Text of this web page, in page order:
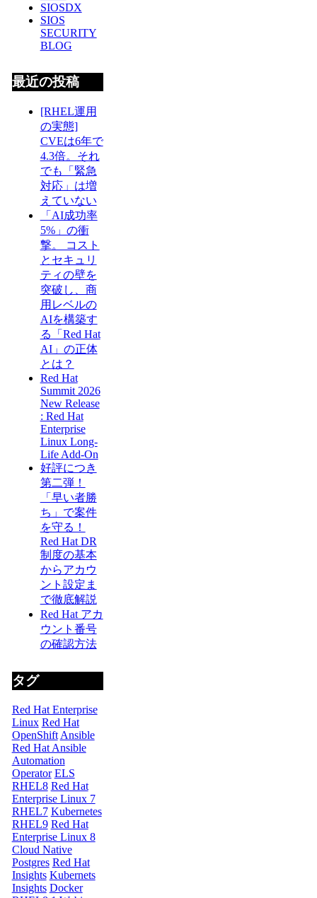
SIOSDX
SIOS
SECURITY
BLOG
最近の投稿
[RHEL運用
の実態]
CVEは6年で
4.3倍。それ
でも「緊急
対応」は増
えていない
「AI成功率
5%」の衝
撃。 コスト
とセキュリ
ティの壁を
突破し、商
用レベルの
AIを構築す
る「Red Hat
AI」の正体
とは？
Red Hat
Summit 2026
New Release
: Red Hat
Enterprise
Linux Long-
Life Add-On
好評につき
第二弾！
「早い者勝
ち」で案件
を守る！
Red Hat DR
制度の基本
からアカウ
ント設定ま
で徹底解説
Red Hat アカ
ウント番号
の確認方法
タグ
Red Hat Enterprise
Linux Red Hat
OpenShift Ansible
Red Hat Ansible
Automation
Operator ELS
RHEL8 Red Hat
Enterprise Linux 7
RHEL7 Kubernetes
RHEL9 Red Hat
Enterprise Linux 8
Cloud Native
Postgres Red Hat
Insights Kubernets
Insights Docker